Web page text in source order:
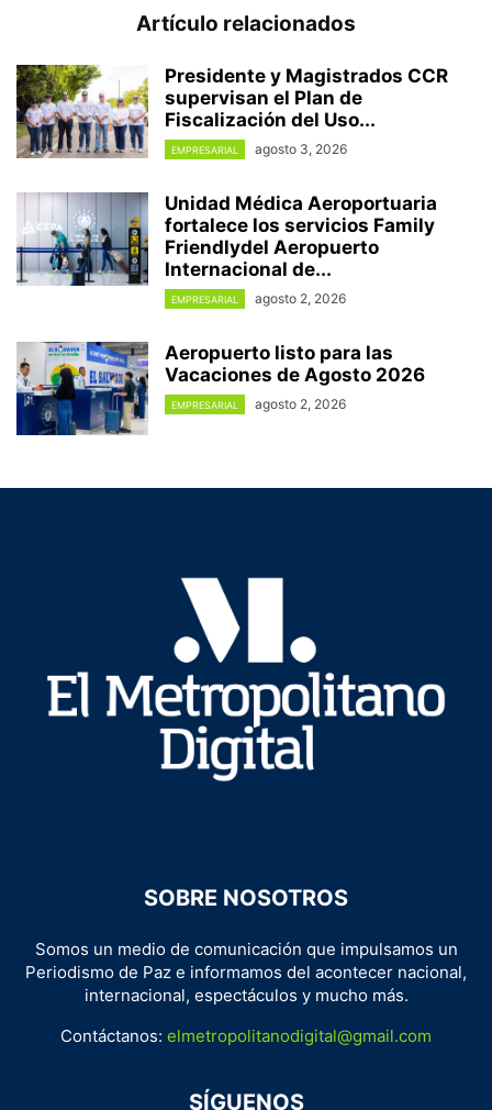
Artículo relacionados
Presidente y Magistrados CCR
supervisan el Plan de
Fiscalización del Uso...
EMPRESARIAL agosto 3, 2026
Unidad Médica Aeroportuaria
fortalece los servicios Family
Friendlydel Aeropuerto
Internacional de...
EMPRESARIAL agosto 2, 2026
Aeropuerto listo para las
Vacaciones de Agosto 2026
EMPRESARIAL agosto 2, 2026
SOBRE NOSOTROS
Somos un medio de comunicación que impulsamos un
Periodismo de Paz e informamos del acontecer nacional,
internacional, espectáculos y mucho más.
Contáctanos: elmetropolitanodigital@gmail.com
SÍGUENOS